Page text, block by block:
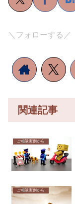
＼フォローする／
関連記事
ご相談実例から
ご相談実例から